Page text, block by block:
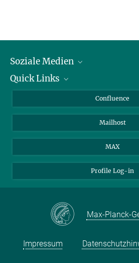
Soziale Medien
LinkedIn
YouTube
Quick Links
Für Journalisten und Journalistinnen
Über Tiere in der Forschung
Ihr Weg zu uns
Confluence
Mailhost
MAX
Profile Log-in
Max-Planck-
Impressum